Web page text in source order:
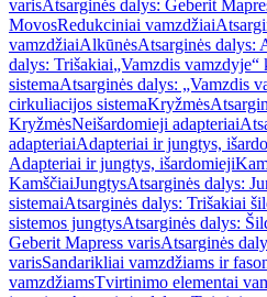
varisAtsarginės dalys: Geberit
MovosRedukciniai vamzdžiai
vamzdžiaiAlkūnėsAtsarginės dalys:
dalys: Trišakiai„Vamzdis
sistemaAtsarginės dalys: „Vamzdis
cirkuliacijos sistemaKryžmės
KryžmėsNeišardomieji adapteriai
adapteriaiAdapteriai ir jungtys,
Adapteriai ir jungtys, išardomieji
KamščiaiJungtysAtsarginės dalys:
sistemaiAtsarginės dalys: Trišakiai
sistemos jungtysAtsarginės dalys:
Geberit Mapress varisAtsarginės
varisSandarikliai vamzdžiams ir
vamzdžiamsTvirtinimo elementai